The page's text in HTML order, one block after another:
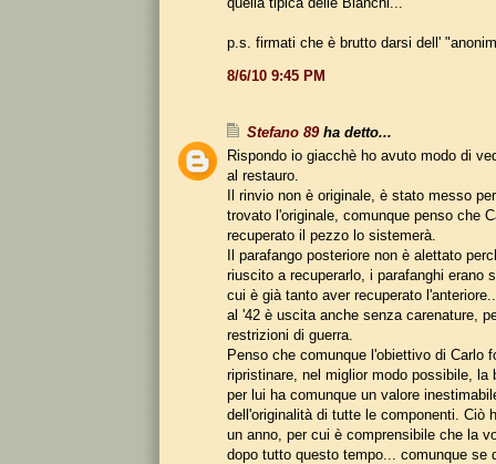
p.s. firmati che è brutto darsi dell'
8/6/10 9:45 PM
Stefano 89ha detto...
Rispondo io giacchè ho avuto modo di
al restauro.
Il rinvio non è originale, è stato messo
trovato l'originale, comunque penso che
recuperato il pezzo lo sistemerà.
Il parafango posteriore non è alettato
riuscito a recuperarlo, i parafanghi erano
cui è già tanto aver recuperato
al '42 è uscita anche senza carenature,
restrizioni di guerra.
Penso che comunque l'obiettivo di Carlo
ripristinare, nel miglior modo possibile, la
per lui ha comunque un valore
dell'originalità di tutte le componenti. Ciò
un anno, per cui è comprensibile che la
dopo tutto questo tempo... comunque se